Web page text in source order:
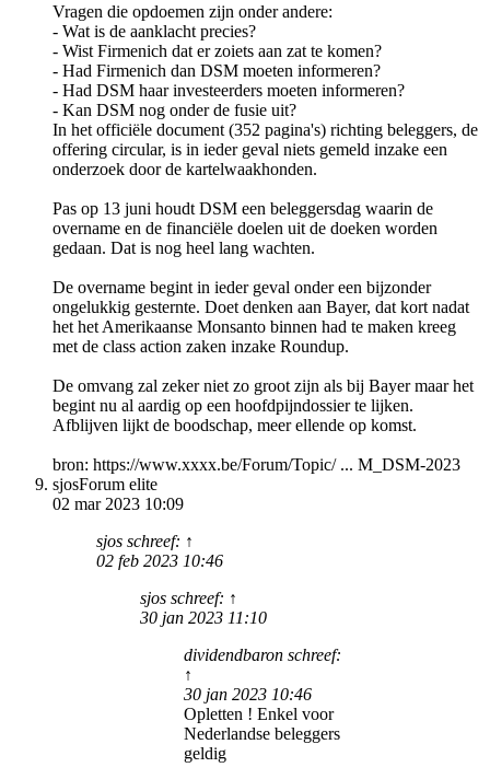
Vragen die opdoemen zijn onder andere:
- Wat is de aanklacht precies?
- Wist Firmenich dat er zoiets aan zat te komen?
- Had Firmenich dan DSM moeten informeren?
- Had DSM haar investeerders moeten informeren?
- Kan DSM nog onder de fusie uit?
In het officiële document (352 pagina's) richting beleggers, de
offering circular, is in ieder geval niets gemeld inzake een
onderzoek door de kartelwaakhonden.
Pas op 13 juni houdt DSM een beleggersdag waarin de
overname en de financiële doelen uit de doeken worden
gedaan. Dat is nog heel lang wachten.
De overname begint in ieder geval onder een bijzonder
ongelukkig gesternte. Doet denken aan Bayer, dat kort nadat
het het Amerikaanse Monsanto binnen had te maken kreeg
met de class action zaken inzake Roundup.
De omvang zal zeker niet zo groot zijn als bij Bayer maar het
begint nu al aardig op een hoofdpijndossier te lijken.
Afblijven lijkt de boodschap, meer ellende op komst.
bron: https://www.xxxx.be/Forum/Topic/ ... M_DSM-2023
sjosForum elite
02 mar 2023 10:09
sjos schreef: ↑
02 feb 2023 10:46
sjos schreef: ↑
30 jan 2023 11:10
dividendbaron schreef:
↑
30 jan 2023 10:46
Opletten ! Enkel voor
Nederlandse beleggers
geldig